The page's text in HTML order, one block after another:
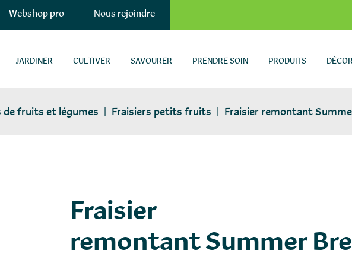
Webshop pro Nous rejoindre
JARDINER CULTIVER SAVOURER PRENDRE SOIN PRODUITS
de fruits et légumes | Fraisiers petits fruits | Fraisier remontant
Fraisier
remontant Summer